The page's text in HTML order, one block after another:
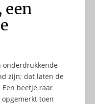
een
onderdrukkende
zijn; dat laten de
Een beetje raar
toen